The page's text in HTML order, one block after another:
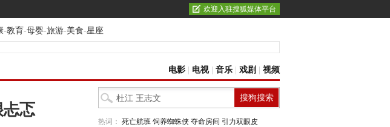
欢迎入驻搜狐媒体平台
-教育-母婴-旅游-美食-星座
电影 电视| 音乐 戏剧 视频
忑
热词： 死亡航班 饲养蜘蛛侠 夺命房间 引力双眼皮